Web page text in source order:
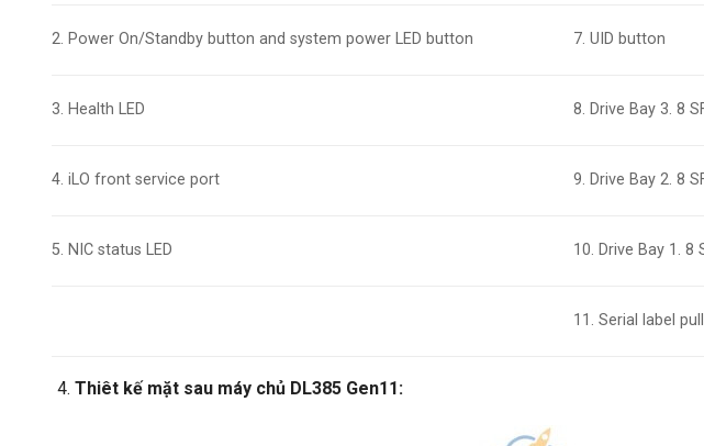
2. Power On/Standby button and system power LED button 7. UID button
3. Health LED 8. Drive Bay 3. 8
4. iLO front service port 9. Drive Bay 2. 8
5. NIC status LED 10. Drive Bay 1. 8
11. Serial label
Thiêt kế mặt sau máy chủ DL385 Gen11: